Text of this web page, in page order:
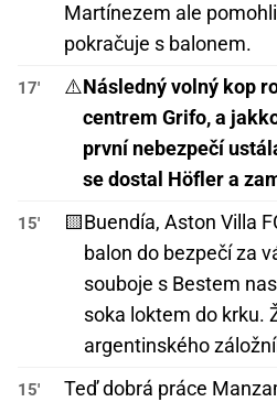
Martínezem ale
pokračuje s balonem.
17' ⚠️Následný volný kop
centrem Grifo, a
první nebezpečí
se dostal Höfler a
15' 🟨Buendía, Aston Villa
balon do bezpečí za
souboje s Bestem
soka loktem do krku.
argentinského
15'
Teď dobrá práce